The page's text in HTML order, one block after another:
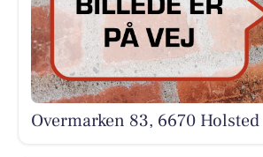
Overmarken 83, 6670 Holsted